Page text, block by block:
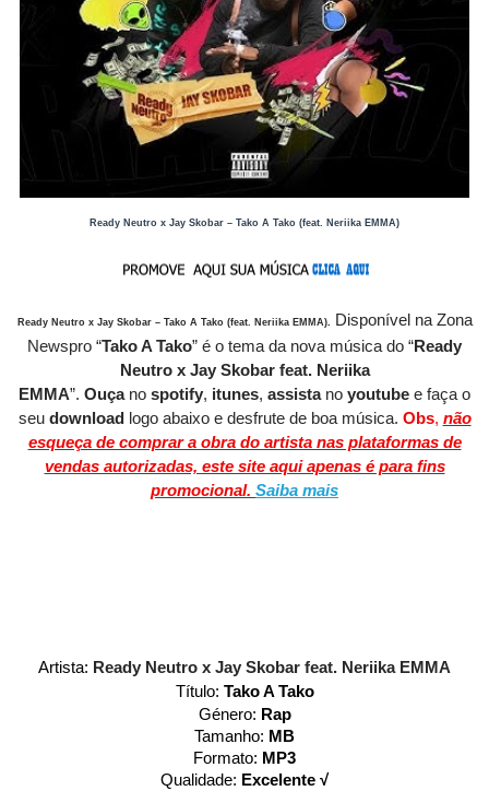
Ready Neutro x Jay Skobar – Tako A Tako (feat. Neriika EMMA)
Ready Neutro x Jay Skobar – Tako A Tako (feat. Neriika EMMA). Disponível na Zona
Newspro “Tako A Tako” é o tema da nova música do “Ready
Neutro x Jay Skobar feat. Neriika
EMMA”. Ouçano spotify, itunes, assistano youtube e faça o
seu downloadlogo abaixo e desfrute de boa música. Obs, não
esqueça de comprar a obra do artista nas plataformas de
vendas autorizadas, este site aqui apenas é para fins
promocional. Saiba mais
Artista: Ready Neutro x Jay Skobar feat. Neriika EMMA
Título: Tako A Tako
Género: Rap
Tamanho: MB
Formato: MP3
Qualidade: Excelente √